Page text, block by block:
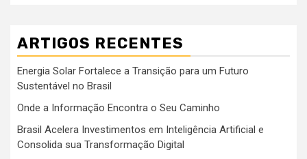
ARTIGOS RECENTES
Energia Solar Fortalece a Transição para um Futuro
Sustentável no Brasil
Onde a Informação Encontra o Seu Caminho
Brasil Acelera Investimentos em Inteligência Artificial e
Consolida sua Transformação Digital